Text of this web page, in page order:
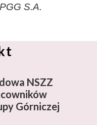
S.A.
NSZZ
Górniczej